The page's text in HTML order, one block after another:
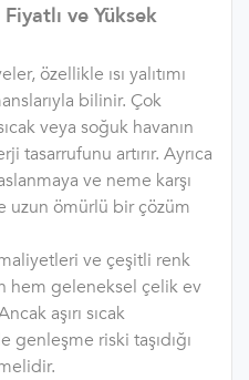
ve Yüksek
özellikle ısı yalıtımı
bilinir. Çok
veya soğuk havanın
tasarrufunu artırır. Ayrıca
ve neme karşı
uzun ömürlü bir çözüm
ve çeşitli renk
hem geleneksel çelik ev
aşırı sıcak
riski taşıdığı